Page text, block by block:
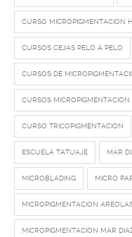
CURSO MICROPIGMENTACION
CURSOS CEJAS PELO A PELO
CURSOS DE
CURSOS MICROPIGMENTACION
CURSO TRICOPIGMENTACIÓN
ESCUELA TATUAJE MAR
MICROBLADING MICRO
MICROPIGMENTACION
MICROPIGMENTACION MAR